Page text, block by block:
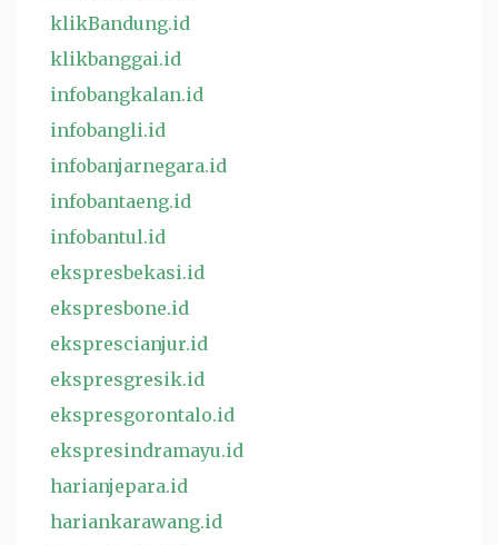
klikBandung.id
klikbanggai.id
infobangkalan.id
infobangli.id
infobanjarnegara.id
infobantaeng.id
infobantul.id
ekspresbekasi.id
ekspresbone.id
eksprescianjur.id
ekspresgresik.id
ekspresgorontalo.id
ekspresindramayu.id
harianjepara.id
hariankarawang.id